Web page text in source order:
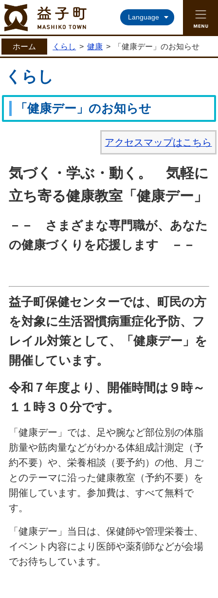
益子町ホームページ
Language
ホーム くらし > 健康 > 「健康デー」のお知らせ
くらし
「健康デー」のお知らせ
アクセスマップはこちら
気づく・学ぶ・動く。 気軽に
立ち寄る健康教室「健康デー」
－－ さまざまな専門職が、あなた
の健康づくりを応援します －－
益子町保健センターでは、町民の方
を対象に生活習慣病重症化予防、 フ
レイル対策として、
「健康デー」を
開催しています。
令和７年度より、開催時間は９時～
１１時３０分です。
「健康デー」では、足や腕など部位別の体脂
肪量や筋肉量などがわかる体組成計測定（予
約不要）や、栄養相談（要予約）の他、月ご
とのテーマに沿った健康教室（予約不要）を
開催しています。参加費は、すべて無料で
す。
「健康デー」当日は、保健師や管理栄養士、
イベント内容により医師や薬剤師などが会場
でお待ちしています。